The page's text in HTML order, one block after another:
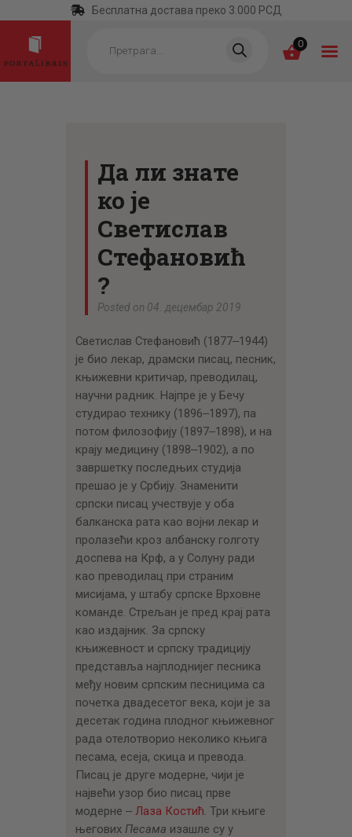
Бесплатна достава преко 3.000 РСД
search 0
КАТЕГОРИЈЕ
НАЈПРОДАВАНИЈЕ
НОВЕ КЊИГЕ
ОТРГНУТО ОД
ЗАБОРАВА
АУТОРИ
ЦЕНОВНИК
ПИСМО
Да ли знате
ко је
Светислав
Стефановић
?
Posted on 04. децембар 2019
Светислав Стефановић (1877‒1944)
је био лекар, драмски писац, песник,
књижевни критичар, преводилац,
научни радник. Најпре је у Бечу
студирао технику (1896‒1897), па
потом филозофију (1897‒1898), и на
крају медицину (1898‒1902), а по
завршетку последњих студија
прешао је у Србију. Знаменити
српски писац учествује у оба
балканска рата као војни лекар и
пролазећи кроз албанску голготу
доспева на Крф, а у Солуну ради
као преводилац при страним
мисијама, у штабу српске Врховне
команде. Стрељан је пред крај рата
као издајник. За српску
књижевност и српску традицију
представља најплоднијег песника
међу новим српским песницима са
почетка двадесетог века, који је за
десетак година плодног књижевног
рада отелотворио неколико књига
песама, есеја, скица и превода.
Писац је друге модерне, чији је
највећи узор био писац прве
модерне ‒ Лаза Костић. Три књиге
његових Песама изашле су у